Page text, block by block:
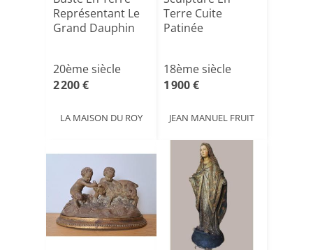
Représentant Le
Grand Dauphin
20ème siècle
2 200 €
LA MAISON DU ROY
Terre Cuite
Patinée
18ème siècle
1 900 €
JEAN MANUEL FRUIT